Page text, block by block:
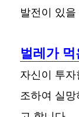
발전이 있
벌레가
자신이 투
조하여 실